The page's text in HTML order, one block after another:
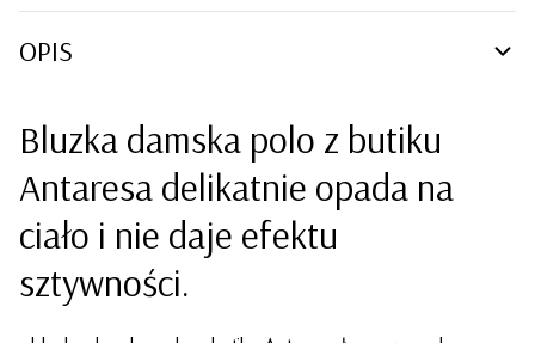
OPIS
Bluzka damska polo z butiku
Antaresa delikatnie opada na
ciało i nie daje efektu
sztywności.